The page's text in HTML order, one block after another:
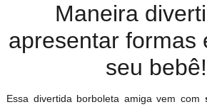
Maneira
apresentar formas
seu bebê!
Essa divertida borboleta amiga vem com